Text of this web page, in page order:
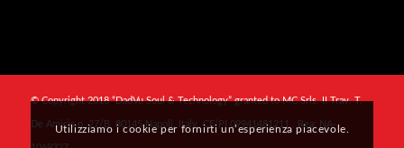
© Copyright 2018 “DadVu Soul & Technology” granted to MC Srls, II Trav. T.
De Amicis n. 27/B, 80145 Napoli, Italy, CF/PI 09941481211 , Rea: NA-
Utilizziamo i cookie per fornirti un’esperienza piacevole.